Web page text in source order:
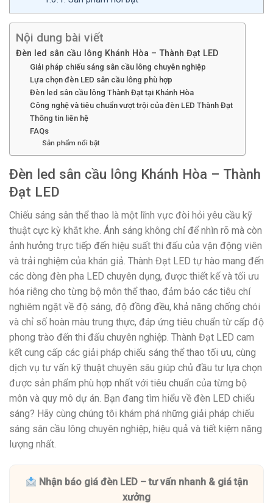
Nội dung bài viết
Đèn led sân cầu lông Khánh Hòa – Thành Đạt LED
Giải pháp chiếu sáng sân cầu lông chuyên nghiệp
Lựa chọn đèn LED sân cầu lông phù hợp
Đèn led sân cầu lông Thành Đạt tại Khánh Hòa
Công nghệ và tiêu chuẩn vượt trội của đèn LED Thành Đạt
Thông tin liên hệ
FAQs
Sản phẩm nổi bật
Đèn led sân cầu lông Khánh Hòa – Thành
Đạt LED
Chiếu sáng sân thể thao là một lĩnh vực đòi hỏi yêu cầu kỹ
thuật cực kỳ khắt khe. Ánh sáng không chỉ để nhìn rõ mà còn
ảnh hưởng trực tiếp đến hiệu suất thi đấu của vận động viên
và trải nghiệm của khán giả. Thành Đạt LED tự hào mang đến
các dòng đèn pha LED chuyên dụng, được thiết kế và tối ưu
hóa riêng cho từng bộ môn thể thao, đảm bảo các tiêu chí
nghiêm ngặt về độ sáng, độ đồng đều, khả năng chống chói
và chỉ số hoàn màu trung thực, đáp ứng tiêu chuẩn từ cấp độ
phong trào đến thi đấu chuyên nghiệp. Thành Đạt LED cam
kết cung cấp các giải pháp chiếu sáng thể thao tối ưu, cùng
dịch vụ tư vấn kỹ thuật chuyên sâu giúp chủ đầu tư lựa chọn
được sản phẩm phù hợp nhất với tiêu chuẩn của từng bộ
môn và quy mô dự án. Bạn đang tìm hiểu về đèn LED chiếu
sáng? Hãy cùng chúng tôi khám phá những giải pháp chiếu
sáng sân cầu lông chuyên nghiệp, hiệu quả và tiết kiệm năng
lượng nhất.
Nhận báo giá đèn LED – tư vấn nhanh & giá tận
xưởng